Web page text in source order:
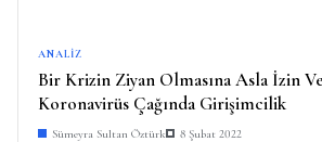
ANALIZ
Bir Krizin Ziyan Olmasına Asla İzin
Koronavirüs Çağında Girişimcilik
Sümeyra Sultan Öztürk 8 Şubat 2022